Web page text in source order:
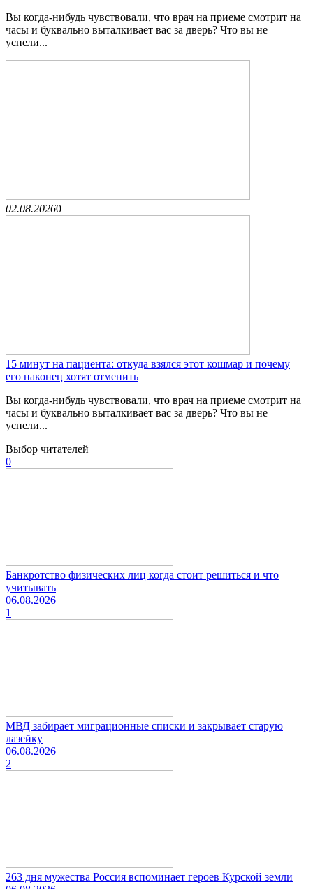
Вы когда-нибудь чувствовали, что врач на приеме смотрит на
часы и буквально выталкивает вас за дверь? Что вы не
успели...
02.08.20260
15 минут на пациента: откуда взялся этот кошмар и почему
его наконец хотят отменить
Вы когда-нибудь чувствовали, что врач на приеме смотрит на
часы и буквально выталкивает вас за дверь? Что вы не
успели...
Выбор читателей
0
Банкротство физических лиц когда стоит решиться и что
учитывать
06.08.2026
1
МВД забирает миграционные списки и закрывает старую
лазейку
06.08.2026
2
263 дня мужества Россия вспоминает героев Курской земли